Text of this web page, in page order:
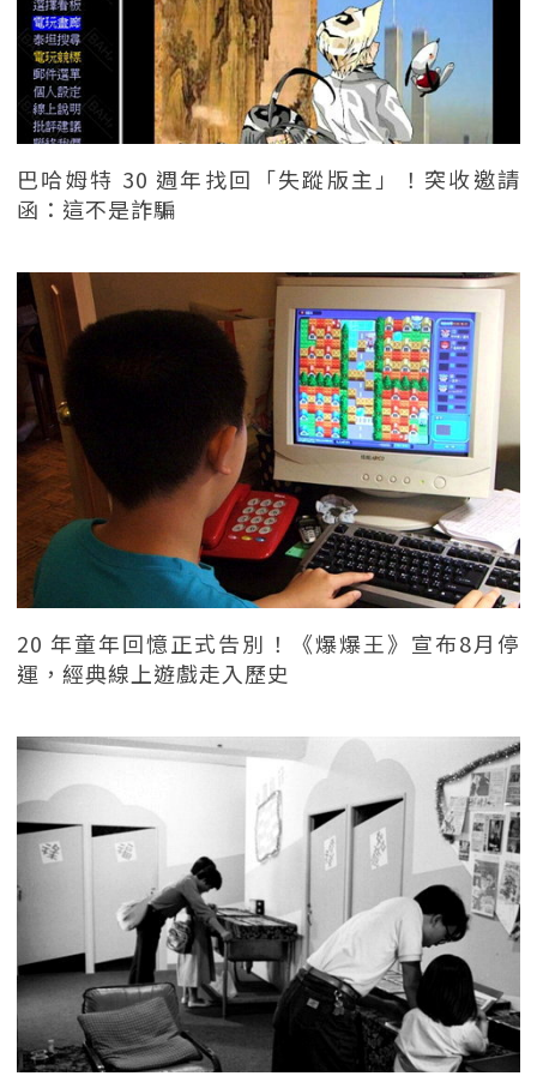
巴哈姆特 30 週年找回「失蹤版主」！突收邀請
函：這不是詐騙
20 年童年回憶正式告別！《爆爆王》宣布8月停
運，經典線上遊戲走入歷史